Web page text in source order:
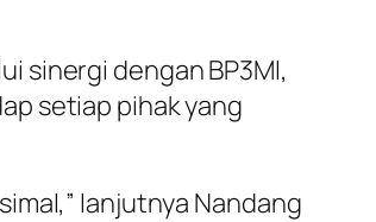
sinergi dengan BP3MI,
setiap pihak yang
lanjutnya Nandang